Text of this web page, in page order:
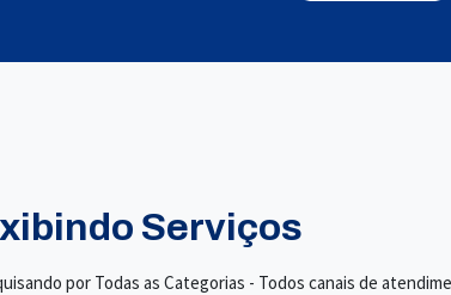
Serviços
por Todas as Categorias - Todos canais de